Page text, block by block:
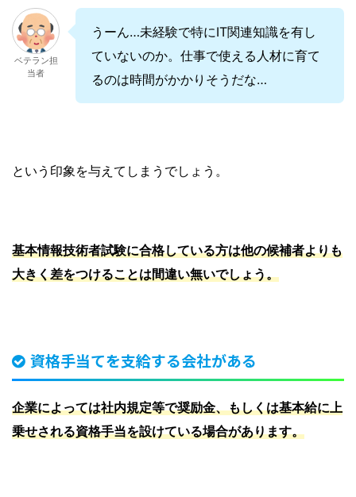
ベテラン担
当者
うーん…未経験で特にIT関連知識を有し
ていないのか。仕事で使える人材に育て
るのは時間がかかりそうだな…
という印象を与えてしまうでしょう。
基本情報技術者試験に合格している方は他の候補者よりも
大きく差をつけることは間違い無いでしょう。
資格手当てを支給する会社がある
企業によっては社内規定等で奨励金、もしくは基本給に上
乗せされる資格手当を設けている場合があります。